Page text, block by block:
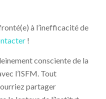
à l’inefficacité de
!
consciente de la
l’ISFM. Tout
partager